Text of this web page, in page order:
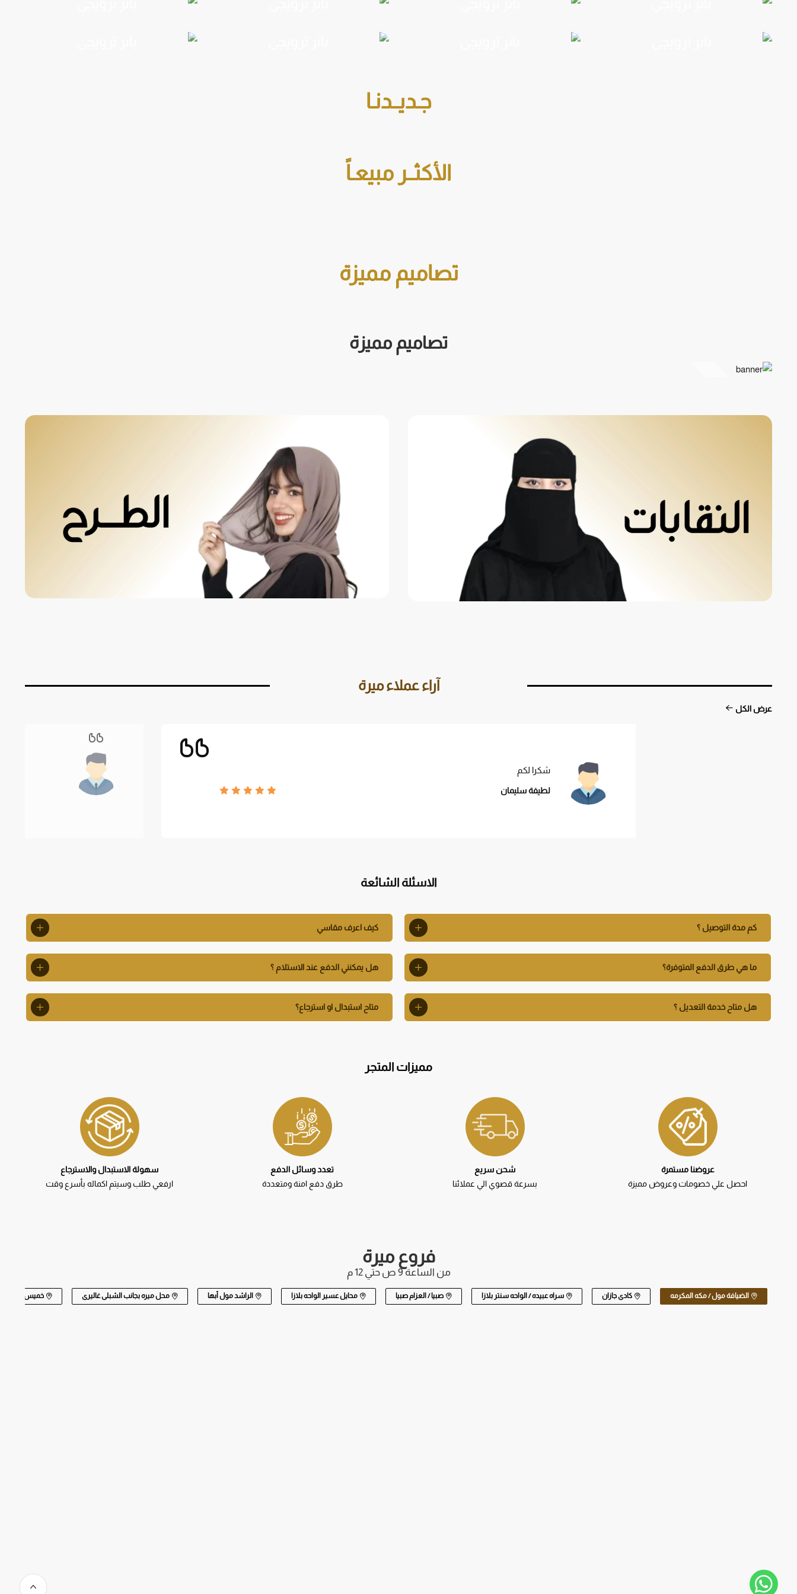
جـديــدنـا
الأكثــر مبيعـاً
تصاميم مميزة
تصاميم مميزة
آراء عملاء ميرة
عرض الكل
شكرا لكم
لطيفة سليمان
الاسئلة الشائعة
كم مدة التوصيل ؟ كيف اعرف مقاسي
ما هي طرق الدفع المتوفرة؟ هل يمكنني الدفع عند الاستلام ؟
هل متاح خدمة التعديل ؟ متاح استبدال او استرجاع؟
مميزات المتجر
عروضنا مستمرة
احصل علي خصومات وعروض مميزة
شحن سريع
بسرعة قصوي الي عملائنا
تعدد وسائل الدفع
طرق دفع امنة ومتعددة
سهولة الاستبدال والاسترجاع
ارفعي طلب وسيتم اكماله بأسرع وقت
فروع ميرة
من الساعة 9 ص حتي 12 م